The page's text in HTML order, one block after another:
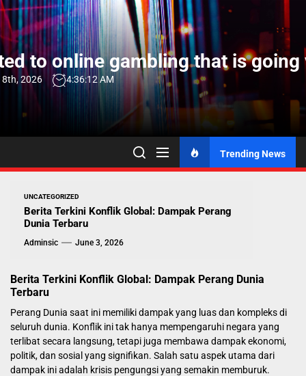
Skip
to
the
contentto online gambling that is going
2026 4:36:13 AM
Trending News
UNCATEGORIZED
Berita Terkini Konflik Global: Dampak Perang
Dunia Terbaru
Adminsic June 3, 2026
Berita Terkini Konflik Global: Dampak Perang Dunia
Terbaru
Perang Dunia saat ini memiliki dampak yang luas dan kompleks di
seluruh dunia. Konflik ini tak hanya mempengaruhi negara yang
terlibat secara langsung, tetapi juga membawa dampak ekonomi,
politik, dan sosial yang signifikan. Salah satu aspek utama dari
dampak ini adalah krisis pengungsi yang semakin memburuk.